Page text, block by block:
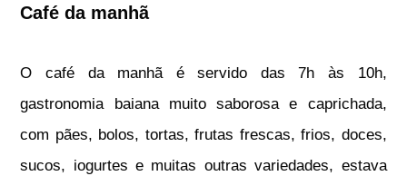
Café da manhã
O café da manhã é servido das 7h às 10h,
gastronomia baiana muito saborosa e caprichada,
com pães, bolos, tortas, frutas frescas, frios, doces,
sucos, iogurtes e muitas outras variedades, estava